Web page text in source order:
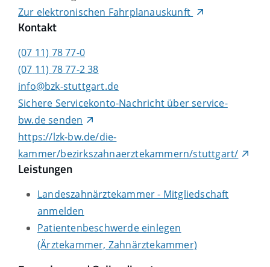
Zur elektronischen Fahrplanauskunft
Kontakt
(07 11) 7877-0
(07 11) 7877-238
info@bzk-stuttgart.de
Sichere Servicekonto-Nachricht über service-
bw.de senden
https://lzk-bw.de/die-
kammer/bezirkszahnaerztekammern/stuttgart/
Leistungen
Landeszahnärztekammer - Mitgliedschaft
anmelden
Patientenbeschwerde einlegen
(Ärztekammer, Zahnärztekammer)